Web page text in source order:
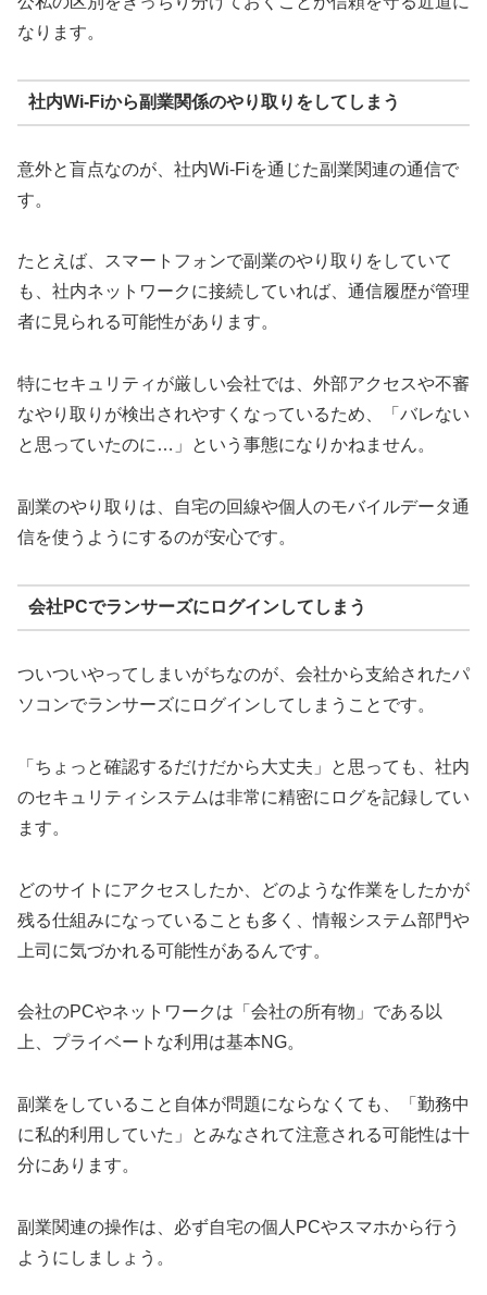
なります。
社内Wi-Fiから副業関係のやり取りをしてしまう
意外と盲点なのが、社内Wi-Fiを通じた副業関連の通信で
す。
たとえば、スマートフォンで副業のやり取りをしていて
も、社内ネットワークに接続していれば、通信履歴が管理
者に見られる可能性があります。
特にセキュリティが厳しい会社では、外部アクセスや不審
なやり取りが検出されやすくなっているため、「バレない
と思っていたのに…」という事態になりかねません。
副業のやり取りは、自宅の回線や個人のモバイルデータ通
信を使うようにするのが安心です。
会社PCでランサーズにログインしてしまう
ついついやってしまいがちなのが、会社から支給されたパ
ソコンでランサーズにログインしてしまうことです。
「ちょっと確認するだけだから大丈夫」と思っても、社内
のセキュリティシステムは非常に精密にログを記録してい
ます。
どのサイトにアクセスしたか、どのような作業をしたかが
残る仕組みになっていることも多く、情報システム部門や
上司に気づかれる可能性があるんです。
会社のPCやネットワークは「会社の所有物」である以
上、プライベートな利用は基本NG。
副業をしていること自体が問題にならなくても、「勤務中
に私的利用していた」とみなされて注意される可能性は十
分にあります。
副業関連の操作は、必ず自宅の個人PCやスマホから行う
ようにしましょう。